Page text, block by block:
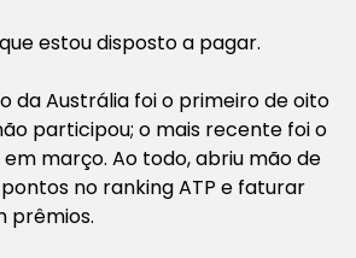
estou disposto a pagar.
da Austrália foi o primeiro de oito
participou; o mais recente foi o
março. Ao todo, abriu mão de
no ranking ATP e faturar
prêmios.